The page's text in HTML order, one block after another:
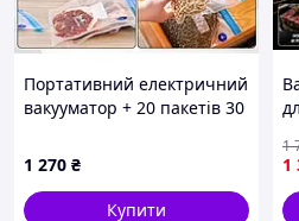
Портативний електричний
вакууматор + 20 пакетів 30
1 270 ₴
Купити
1
1